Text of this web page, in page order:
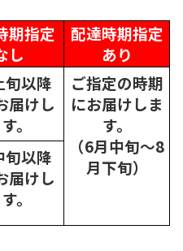
期指定
し
配達時期指定
あり
旬以降
届けし
。
ご指定の時期
にお届けしま
す。
（6月中旬～8
月下旬）
旬以降
届けし
。